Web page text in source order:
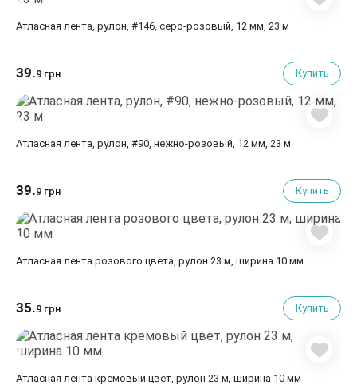
Атласная лента, рулон, #146, серо-розовый, 12 мм, 23 м
39.9 грн Купить
Атласная лента, рулон, #90, нежно-розовый, 12 мм, 23 м
39.9 грн Купить
Атласная лента розового цвета, рулон 23 м, ширина 10 мм
35.9 грн Купить
Атласная лента кремовый цвет, рулон 23 м, ширина 10 мм